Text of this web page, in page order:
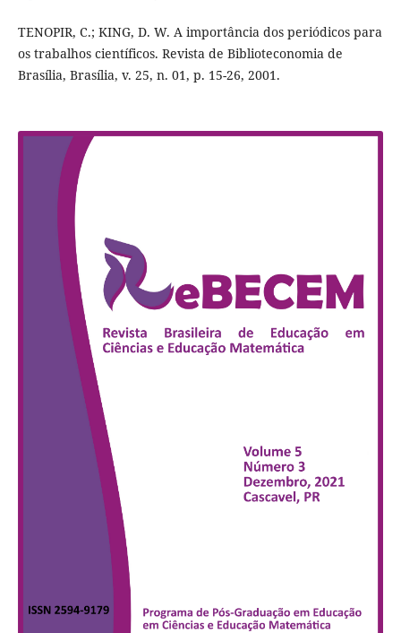
TENOPIR, C.; KING, D. W. A importância dos periódicos para
os trabalhos científicos. Revista de Biblioteconomia de
Brasília, Brasília, v. 25, n. 01, p. 15-26, 2001.